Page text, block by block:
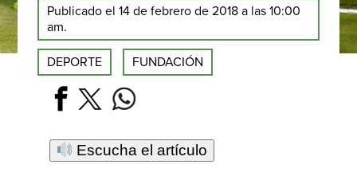
Publicado el 14 de febrero de 2018 a las 10:00
am.
DEPORTE FUNDACIÓN
Escucha el artículo